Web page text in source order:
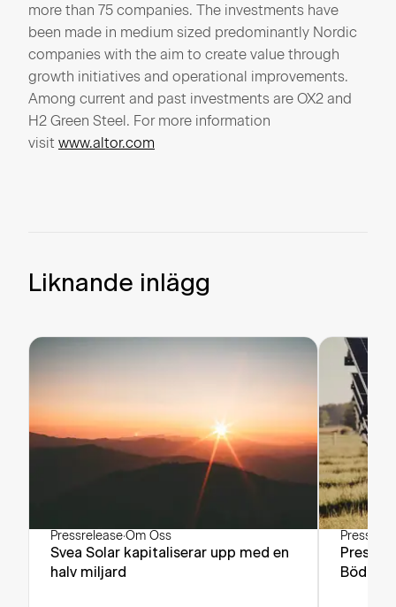
more than 75 companies. The investments have
been made in medium sized predominantly Nordic
companies with the aim to create value through
growth initiatives and operational improvements.
Among current and past investments are OX2 and
H2 Green Steel. For more information
visit www.altor.com
Liknande inlägg
Pressrelease·Om Oss
Svea Solar kapitaliserar upp med en
halv miljard
Böda